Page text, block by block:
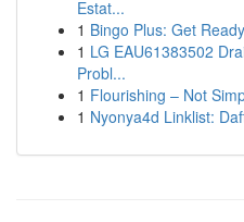
Estat...
1 Bingo Plus: Get
1 LG EAU61383502
Probl...
1 Flourishing – Not
1 Nyonya4d Linklist: